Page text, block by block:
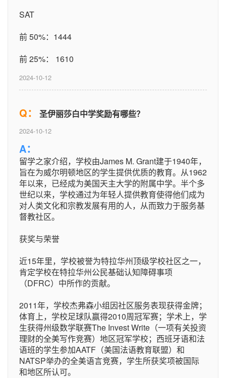
SAT
前 50%：1444
前 25%： 1610
2024-10-12
Q： 圣伊丽莎白中学奖励有哪些？
2024-10-12
A：
留学之家介绍，学校由James M. Grant建于1940年，
旨在为威尔明顿地区的学生提供优质的教育。从1962
年以来，已经成为美国天主大学的附属中学。半个多
世纪以来，学校通过为年轻人提供教育使得他们成为
对人类文化和宗教发展有用的人，从而致力于服务基
督教社区。
获奖与荣誉
近15年里，学校被誉为特拉华州顶级学校社区之一，
肯定学校在特拉华州公民基础认知障碍事项
（DFRC）中所作的贡献。
2011年，学校杰弗森小组因社区服务表现获得金牌；
体育上，学校足球队赢得2010周冠军赛；学术上，学
生获得州级数学联赛The Invest Write（一项有关投资
理财的全美写作竞赛）地区冠军学校；西班牙语和法
语班的学生参加AATF（美国法语教育联盟）和
NATSP举办的全美语言竞赛，学生所获奖项被国际
和地区所认可。